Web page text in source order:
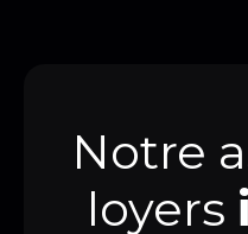
Notre
loyers